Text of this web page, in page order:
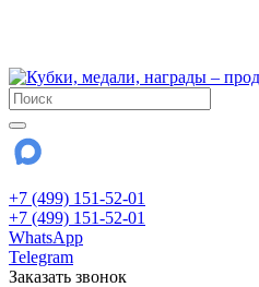
+7 (499) 151-52-01
+7 (499) 151-52-01
WhatsApp
Telegram
Заказать звонок